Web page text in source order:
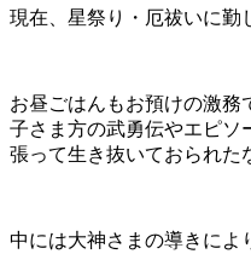
現在、星祭り・厄祓いに勤
お昼ごはんもお預けの激務
子さま方の武勇伝やエピソ
張って生き抜いておられた
中には大神さまの導きによ